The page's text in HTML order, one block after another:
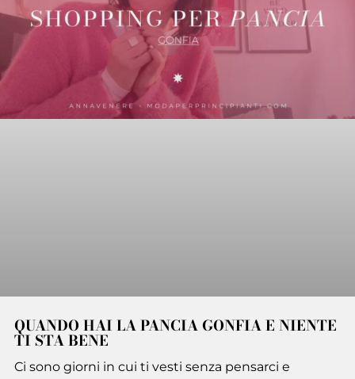
QUANDO HAI LA PANCIA GONFIA E NIENTE
TI STA BENE
Ci sono giorni in cui ti vesti senza pensarci e